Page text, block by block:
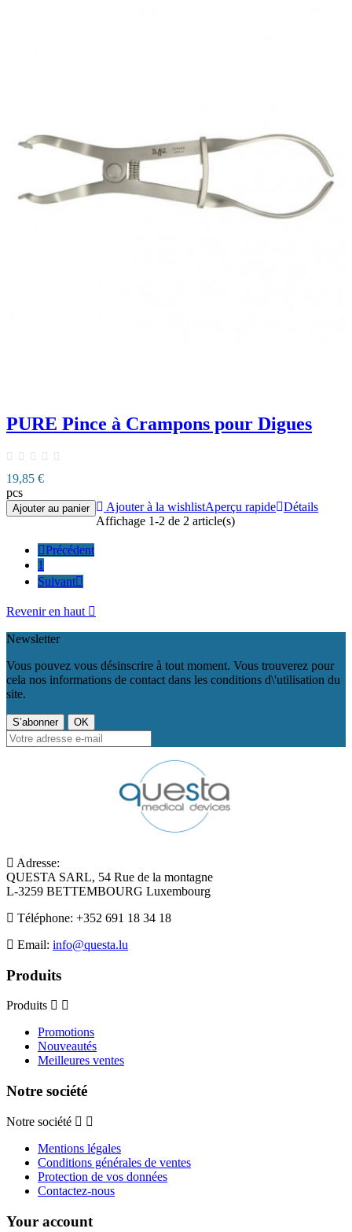
PURE Pince à Crampons pour Digues
19,85 €
pcs
Ajouter au panier Ajouter à la wishlistAperçu rapide Détails
Affichage 1-2 de 2 article(s)
Précédent
1
Suivant
Revenir en haut 
Newsletter
Vous pouvez vous désinscrire à tout moment. Vous trouverez pour
cela nos informations de contact dans les conditions d\'utilisation du
site.
Adresse:
QUESTA SARL, 54 Rue de la montagne
L-3259 BETTEMBOURG Luxembourg
Téléphone: +352 691 18 34 18
Email: info@questa.lu
Produits
Produits
Promotions
Nouveautés
Meilleures ventes
Notre société
Notre société
Mentions légales
Conditions générales de ventes
Protection de vos données
Contactez-nous
Your account